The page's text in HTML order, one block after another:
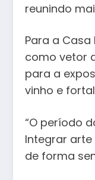
reunindo
Para a
como vetor
para a
vinho e
“O período
Integrar
de forma